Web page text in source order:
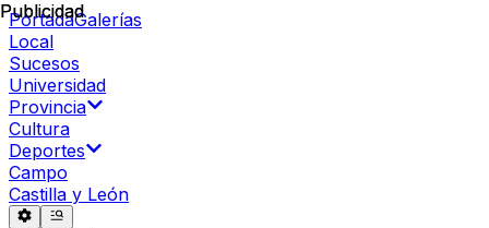
PortadaGalerías
Local
Sucesos
Universidad
Provincia
Cultura
Deportes
Campo
Castilla y León
Publicidad
Publicidad